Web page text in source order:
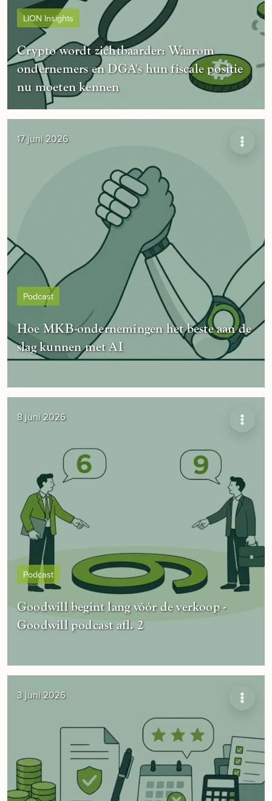
LION Insights
Crypto wordt zichtbaarder: Waarom
ondernemers en DGA's hun fiscale positie
nu moeten kennen
17 juni 2026
Podcast
Hoe MKB-ondernemingen het beste aan de
slag kunnen met AI
8 juni 2026
Podcast
Goodwill begint lang vóór de verkoop -
Goodwill podcast afl. 2
3 juni 2026